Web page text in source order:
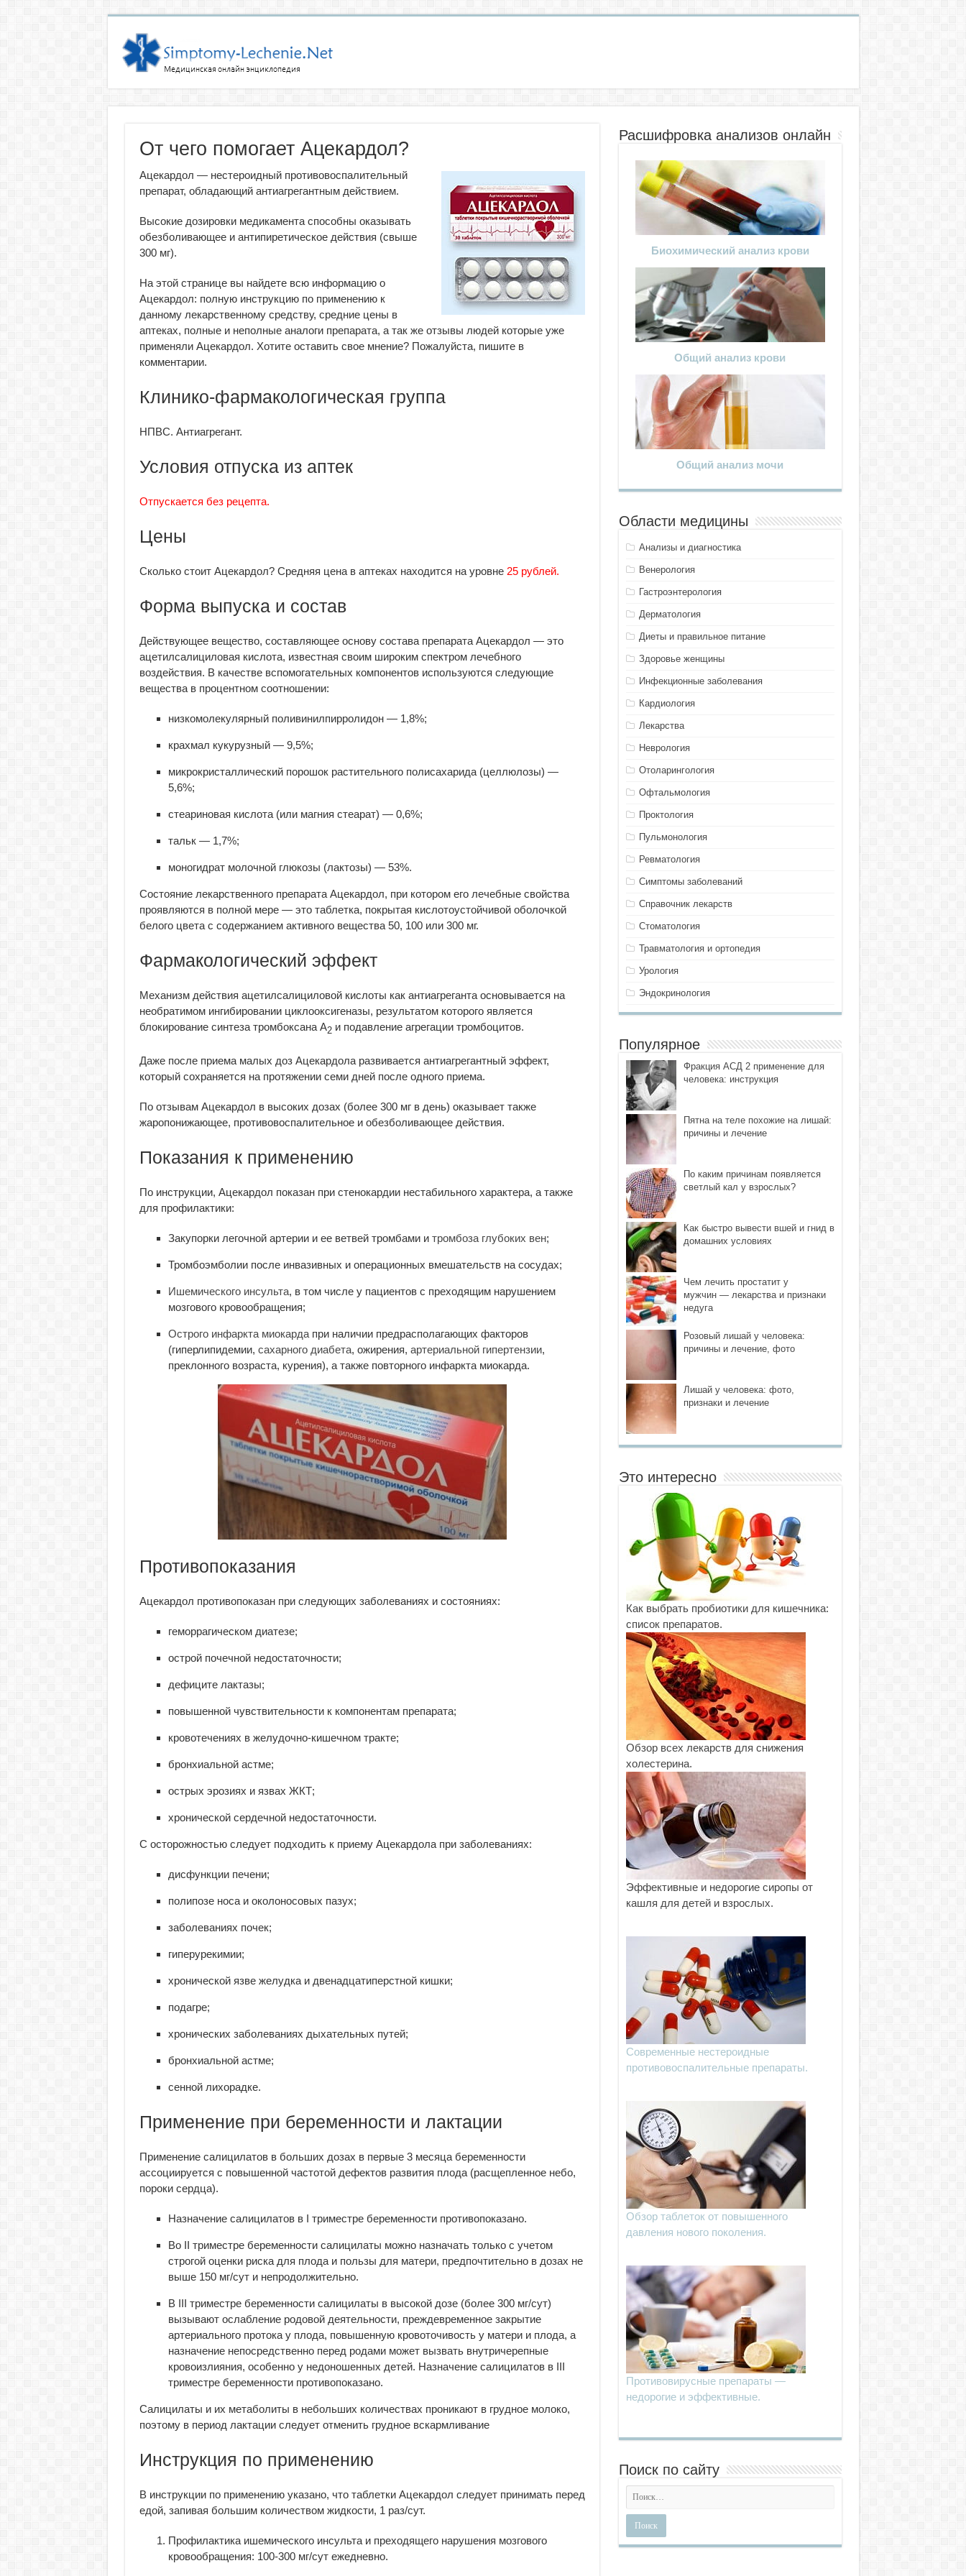
От чего помогает Ацекардол?
Ацекардол — нестероидный противовоспалительный
препарат, обладающий антиагрегантным действием.
Высокие дозировки медикамента способны оказывать
обезболивающее и антипиретическое действия (свыше
300 мг).
На этой странице вы найдете всю информацию о
Ацекардол: полную инструкцию по применению к
данному лекарственному средству, средние цены в
аптеках, полные и неполные аналоги препарата, а так же отзывы людей которые уже
применяли Ацекардол. Хотите оставить свое мнение? Пожалуйста, пишите в
комментарии.
Клинико-фармакологическая группа
НПВС. Антиагрегант.
Условия отпуска из аптек
Отпускается без рецепта.
Цены
Сколько стоит Ацекардол? Средняя цена в аптеках находится на уровне 25 рублей.
Форма выпуска и состав
Действующее вещество, составляющее основу состава препарата Ацекардол — это
ацетилсалициловая кислота, известная своим широким спектром лечебного
воздействия. В качестве вспомогательных компонентов используются следующие
вещества в процентном соотношении:
низкомолекулярный поливинилпирролидон — 1,8%;
крахмал кукурузный — 9,5%;
микрокристаллический порошок растительного полисахарида (целлюлозы) —
5,6%;
стеариновая кислота (или магния стеарат) — 0,6%;
тальк — 1,7%;
моногидрат молочной глюкозы (лактозы) — 53%.
Состояние лекарственного препарата Ацекардол, при котором его лечебные свойства
проявляются в полной мере — это таблетка, покрытая кислотоустойчивой оболочкой
белого цвета с содержанием активного вещества 50, 100 или 300 мг.
Фармакологический эффект
Механизм действия ацетилсалициловой кислоты как антиагреганта основывается на
необратимом ингибировании циклооксигеназы, результатом которого является
блокирование синтеза тромбоксана А2 и подавление агрегации тромбоцитов.
Даже после приема малых доз Ацекардола развивается антиагрегантный эффект,
который сохраняется на протяжении семи дней после одного приема.
По отзывам Ацекардол в высоких дозах (более 300 мг в день) оказывает также
жаропонижающее, противовоспалительное и обезболивающее действия.
Показания к применению
По инструкции, Ацекардол показан при стенокардии нестабильного характера, а также
для профилактики:
Закупорки легочной артерии и ее ветвей тромбами и тромбоза глубоких вен;
Тромбоэмболии после инвазивных и операционных вмешательств на сосудах;
Ишемического инсульта, в том числе у пациентов с преходящим нарушением
мозгового кровообращения;
Острого инфаркта миокардапри наличии предрасполагающих факторов
(гиперлипидемии, сахарного диабета, ожирения, артериальной гипертензии,
преклонного возраста, курения), а также повторного инфаркта миокарда.
Противопоказания
Ацекардол противопоказан при следующих заболеваниях и состояниях:
геморрагическом диатезе;
острой почечной недостаточности;
дефиците лактазы;
повышенной чувствительности к компонентам препарата;
кровотечениях в желудочно-кишечном тракте;
бронхиальной астме;
острых эрозиях и язвах ЖКТ;
хронической сердечной недостаточности.
С осторожностью следует подходить к приему Ацекардола при заболеваниях:
дисфункции печени;
полипозе носа и околоносовых пазух;
заболеваниях почек;
гиперурекимии;
хронической язве желудка и двенадцатиперстной кишки;
подагре;
хронических заболеваниях дыхательных путей;
бронхиальной астме;
сенной лихорадке.
Применение при беременности и лактации
Применение салицилатов в больших дозах в первые 3 месяца беременности
ассоциируется с повышенной частотой дефектов развития плода (расщепленное небо,
пороки сердца).
Назначение салицилатов в I триместре беременности противопоказано.
Во II триместре беременности салицилаты можно назначать только с учетом
строгой оценки риска для плода и пользы для матери, предпочтительно в дозах не
выше 150 мг/сут и непродолжительно.
В III триместре беременности салицилаты в высокой дозе (более 300 мг/сут)
вызывают ослабление родовой деятельности, преждевременное закрытие
артериального протока у плода, повышенную кровоточивость у матери и плода, а
назначение непосредственно перед родами может вызвать внутричерепные
кровоизлияния, особенно у недоношенных детей. Назначение салицилатов в III
триместре беременности противопоказано.
Салицилаты и их метаболиты в небольших количествах проникают в грудное молоко,
поэтому в период лактации следует отменить грудное вскармливание
Инструкция по применению
В инструкции по применению указано, что таблетки Ацекардол следует принимать перед
едой, запивая большим количеством жидкости, 1 раз/сут.
Профилактика ишемического инсульта и преходящего нарушения мозгового
кровообращения: 100-300 мг/сут ежедневно.
Расшифровка анализов онлайн
Биохимический анализ крови
Общий анализ крови
Общий анализ мочи
Области медицины
Анализы и диагностика
Венерология
Гастроэнтерология
Дерматология
Диеты и правильное питание
Здоровье женщины
Инфекционные заболевания
Кардиология
Лекарства
Неврология
Отоларингология
Офтальмология
Проктология
Пульмонология
Ревматология
Симптомы заболеваний
Справочник лекарств
Стоматология
Травматология и ортопедия
Урология
Эндокринология
Популярное
Фракция АСД 2 применение для
человека: инструкция
Пятна на теле похожие на лишай:
причины и лечение
По каким причинам появляется
светлый кал у взрослых?
Как быстро вывести вшей и гнид в
домашних условиях
Чем лечить простатит у
мужчин — лекарства и признаки
недуга
Розовый лишай у человека:
причины и лечение, фото
Лишай у человека: фото,
признаки и лечение
Это интересно
Как выбрать пробиотики для кишечника:
список препаратов.
Обзор всех лекарств для снижения
холестерина.
Эффективные и недорогие сиропы от
кашля для детей и взрослых.
Современные нестероидные
противовоспалительные препараты.
Обзор таблеток от повышенного
давления нового поколения.
Противовирусные препараты —
недорогие и эффективные.
Поиск по сайту